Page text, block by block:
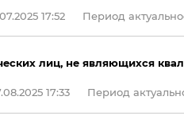
17:52 Период
лиц, не являющихся
17:33 Период